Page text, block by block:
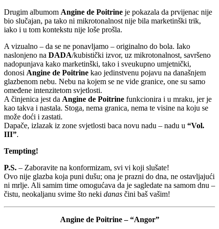
Drugim albumom Angine de Poitrine je pokazala da prvijenac nije
bio slučajan, pa tako ni mikrotonalnost nije bila marketinški trik,
iako i u tom kontekstu nije loše prošla.
A vizualno – da se ne ponavljamo – originalno do bola. Iako
naslonjeno na DADA/kubistički izvor, uz mikrotonalnost, savršeno
nadopunjava kako marketinški, tako i sveukupno umjetnički,
donosi Angine de Poitrine kao jedinstvenu pojavu na današnjem
glazbenom nebu. Nebu na kojem se ne vide granice, one su samo
omeđene intenzitetom svjetlosti.
A činjenica jest da Angine de Poitrine funkcionira i u mraku, jer je
kao takva i nastala. Stoga, nema granica, nema te visine na koju se
može doći i zastati.
Dapače, izlazak iz zone svjetlosti baca novu nadu – nadu u “Vol.
III”.
Tempting!
P.S. – Zaboravite na konformizam, svi vi koji slušate!
Ovo nije glazba koja puni dušu; ona je prazni do dna, ne ostavljajući
ni mrlje. Ali samim time omogućava da je sagledate na samom dnu –
čistu, neokaljanu svime što neki danas čini baš vašim!
Angine de Poitrine – “Angor”